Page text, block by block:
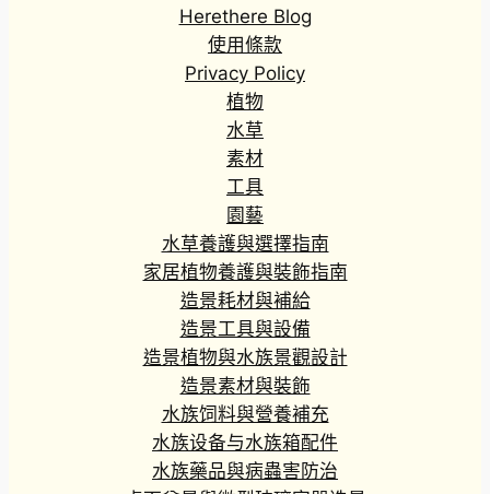
Herethere Blog
使用條款
Privacy Policy
植物
水草
素材
工具
園藝
水草養護與選擇指南
家居植物養護與裝飾指南
造景耗材與補給
造景工具與設備
造景植物與水族景觀設計
造景素材與裝飾
水族饲料與營養補充
水族设备与水族箱配件
水族藥品與病蟲害防治